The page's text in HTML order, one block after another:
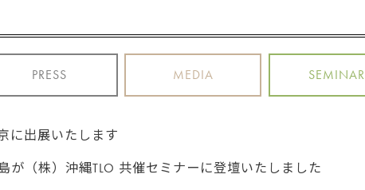
PRESS MEDIA SEMINAR
に出展いたします
が（株）沖縄TLO 共催セミナーに登壇いたしました